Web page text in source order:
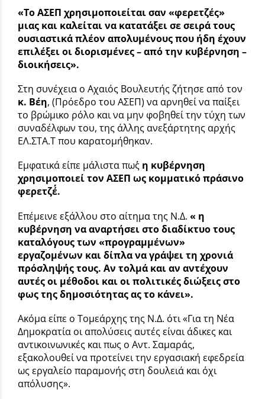
«Το ΑΣΕΠ χρησιμοποιείται σαν «φερετζές»
μιας και καλείται να κατατάξει σε σειρά τους
ουσιαστικά πλέον απολυμένους που ήδη έχουν
επιλέξει οι διορισμένες – από την κυβέρνηση –
διοικήσεις».
Στη συνέχεια ο Αχαιός Βουλευτής ζήτησε από τον
κ. Βέη, (Πρόεδρο του ΑΣΕΠ) να αρνηθεί να παίξει
το βρώμικο ρόλο και να μην φοβηθεί την τύχη των
συναδέλφων του, της άλλης ανεξάρτητης αρχής
ΕΛ.ΣΤΑ.Τ που καρατομήθηκαν.
Εμφατικά είπε μάλιστα πως΄΄ η κυβέρνηση
χρησιμοποιεί τον ΑΣΕΠ ως κομματικό πράσινο
φερετζέ΄΄.
Επέμεινε εξάλλου στο αίτημα της Ν.Δ. « η
κυβέρνηση να αναρτήσει στο διαδίκτυο τους
καταλόγους των «προγραμμένων»
εργαζομένων και δίπλα να γράψει τη χρονιά
πρόσληψής τους. Αν τολμά και αν αντέχουν
αυτές οι μέθοδοι και οι πολιτικές διώξεις στο
φως της δημοσιότητας ας το κάνει».
Ακόμα είπε ο Τομεάρχης της Ν.Δ. ότι «Για τη Νέα
Δημοκρατία οι απολύσεις αυτές είναι άδικες και
αντικοινωνικές και πως ο Αντ. Σαμαράς,
εξακολουθεί να προτείνει την εργασιακή εφεδρεία
ως εργαλείο παραμονής στη δουλειά και όχι
απόλυσης».